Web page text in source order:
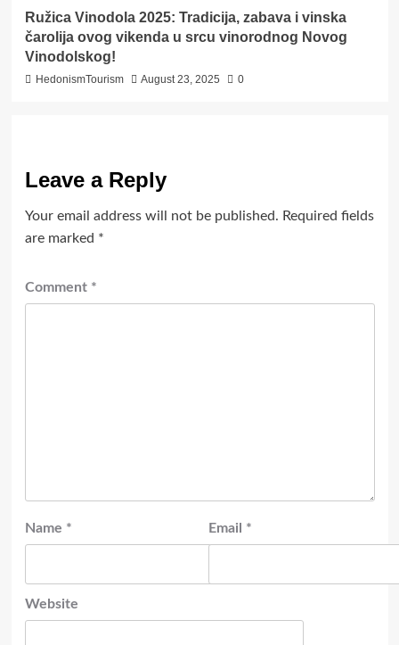
Ružica Vinodola 2025: Tradicija, zabava i vinska
čarolija ovog vikenda u srcu vinorodnog Novog
Vinodolskog!
HedonismTourism August 23, 2025 0
Leave a Reply
Your email address will not be published. Required fields
are marked *
Comment *
Name * Email *
Website